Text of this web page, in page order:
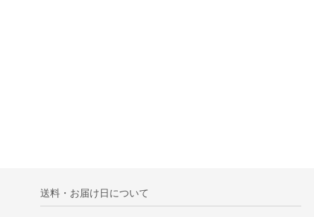
送料・お届け日について